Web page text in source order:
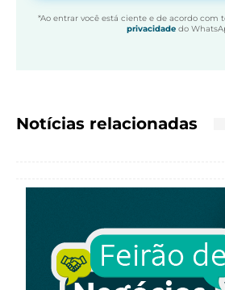
*Ao entrar você está ciente e de acordo com
privacidade do
Notícias relacionadas